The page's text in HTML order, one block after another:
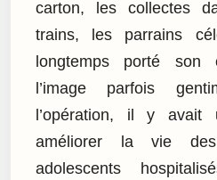
carton, les collectes
trains, les parrains
longtemps porté son
l’image parfois
l’opération, il y
améliorer la vie
adolescents